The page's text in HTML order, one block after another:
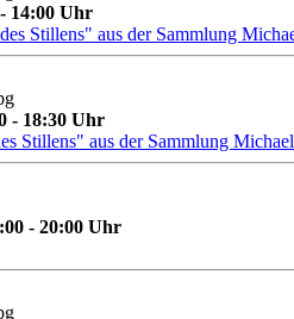
14:00 Uhr
Stillens" aus der Sammlung
- 18:30 Uhr
Stillens" aus der Sammlung
- 20:00 Uhr